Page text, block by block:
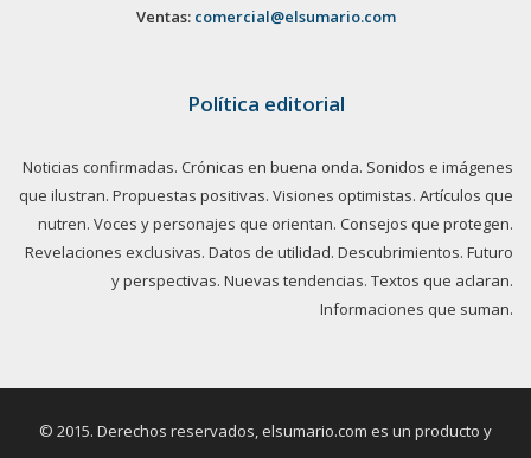
Ventas: comercial@elsumario.com
Política editorial
Noticias confirmadas. Crónicas en buena onda. Sonidos e imágenes
que ilustran. Propuestas positivas. Visiones optimistas. Artículos que
nutren. Voces y personajes que orientan. Consejos que protegen.
Revelaciones exclusivas. Datos de utilidad. Descubrimientos. Futuro
y perspectivas. Nuevas tendencias. Textos que aclaran.
Informaciones que suman.
© 2015. Derechos reservados, elsumario.com es un producto y